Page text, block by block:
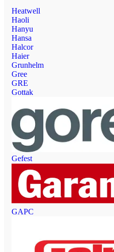
Heatwell
Haoli
Hanyu
Hansa
Halcor
Haier
Grunhelm
Gree
GRE
Gottak
Gefest
GAPC